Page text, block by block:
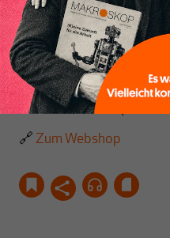
ökonomisch klug ist –
privatisieren, sondern
Erschienen in derEdition
Print: € 22,00 | ISBN:
E-Book: € 18,99
|
🔗 Zum Webshop